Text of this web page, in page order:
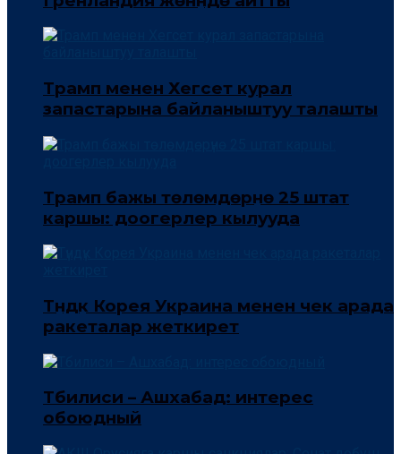
Трамп менен Хегсет курал
запастарына байланыштуу талашты
Трамп бажы төлөмдөрүнө 25 штат
каршы: доогерлер кылууда
Түндүк Корея Украина менен чек арада
ракеталар жеткирет
Тбилиси – Ашхабад: интерес
обоюдный